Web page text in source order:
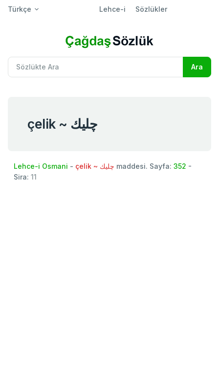
Türkçe Lehce-i Sözlükler
çelik ~ چليك
Lehce-i Osmani - çelik ~ چليك maddesi. Sayfa: 352 -
Sira: 11